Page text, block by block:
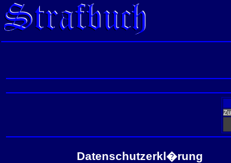
Datenschutzerkl�rung